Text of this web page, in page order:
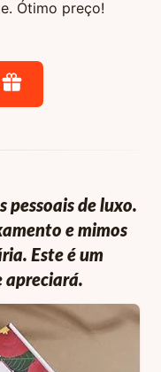
Ótimo preço!
pessoais de luxo.
e mimos
Este é um
apreciará.